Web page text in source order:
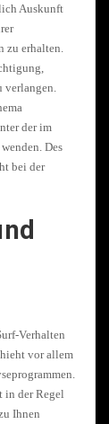
Auskunft
zu erhalten.
verlangen.
der im
Des
bei der
Verhalten
vor allem
in der Regel
Ihnen